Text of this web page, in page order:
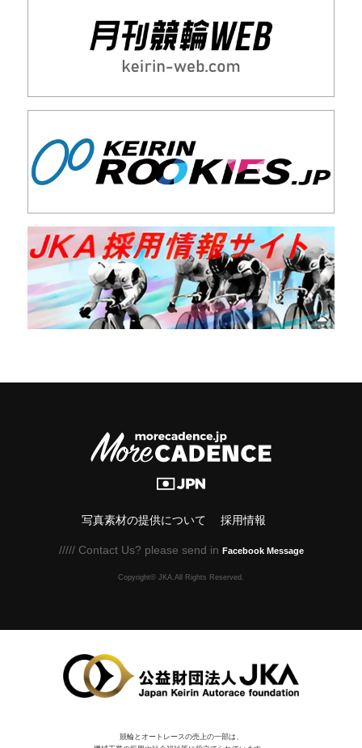
写真素材の提供について 採用情報
///// Contact Us? please send in Facebook Message
Copyright© JKA.All Rights Reserved.
競輪とオートレースの売上の一部は、